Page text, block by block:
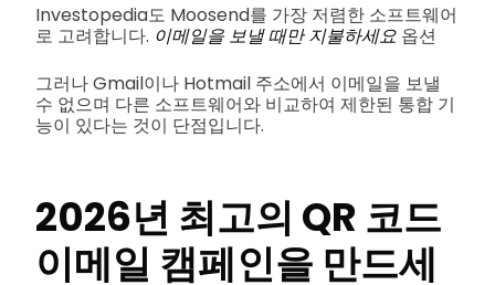
Investopedia도 Moosend를 가장 저렴한 소프트웨어
로 고려합니다. 이메일을 보낼 때만 지불하세요 옵션
그러나 Gmail이나 Hotmail 주소에서 이메일을 보낼
수 없으며 다른 소프트웨어와 비교하여 제한된 통합 기
능이 있다는 것이 단점입니다.
2026년 최고의 QR 코드
이메일 캠페인을 만드세